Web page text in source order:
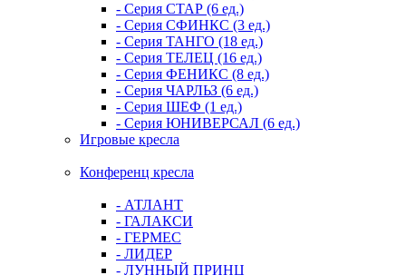
- Серия СТАР (6 ед.)
- Серия СФИНКС (3 ед.)
- Серия ТАНГО (18 ед.)
- Серия ТЕЛЕЦ (16 ед.)
- Серия ФЕНИКС (8 ед.)
- Серия ЧАРЛЬЗ (6 ед.)
- Серия ШЕФ (1 ед.)
- Серия ЮНИВЕРСАЛ (6 ед.)
Игровые кресла
Конференц кресла
- АТЛАНТ
- ГАЛАКСИ
- ГЕРМЕС
- ЛИДЕР
- ЛУННЫЙ ПРИНЦ